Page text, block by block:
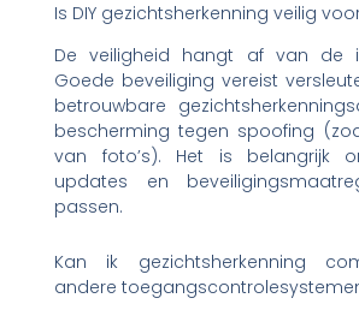
Is DIY gezichtsherkenning veilig
De veiligheid hangt af van de
Goede beveiliging vereist
betrouwbare
bescherming tegen spoofing
van foto’s). Het is belangrijk
updates en
passen.
Kan ik gezichtsherkenning
andere